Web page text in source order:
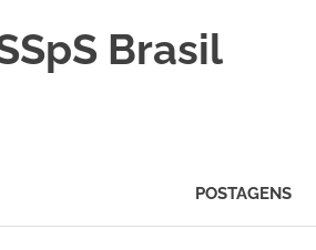
Brasil
POSTAGENS